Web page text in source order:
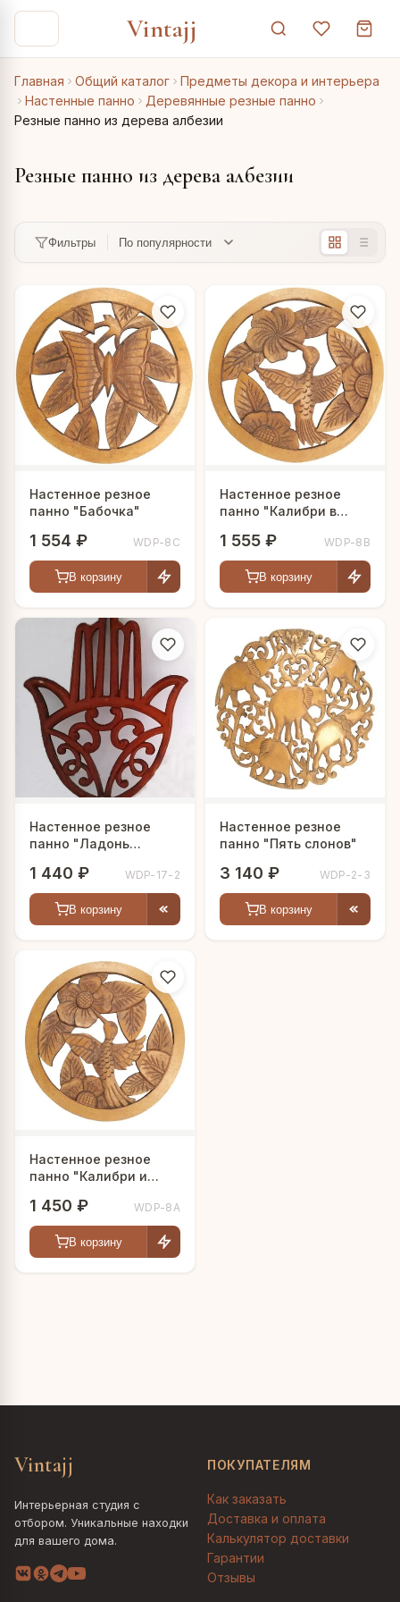
Vintajj
Главная Общий каталог
Предметы декора и интерьера
Настенные панно
Деревянные резные панно
Резные панно из дерева албезии
Резные панно из дерева албезии
Фильтры
Настенное резное
панно "Бабочка"
1 554 ₽ WDP-8C
В корзину
Настенное резное
панно "Калибри в
1 555 ₽ WDP-8B
В корзину
Настенное резное
панно "Ладонь
1 440 ₽ WDP-17-2
В корзину
Настенное резное
панно "Пять слонов"
3 140 ₽ WDP-2-3
В корзину
Настенное резное
панно "Калибри и
1 450 ₽ WDP-8A
В корзину
Vintajj
Интерьерная студия с
отбором. Уникальные находки
для вашего дома.
ПОКУПАТЕЛЯМ
Как заказать
Доставка и оплата
Калькулятор доставки
Гарантии
Отзывы